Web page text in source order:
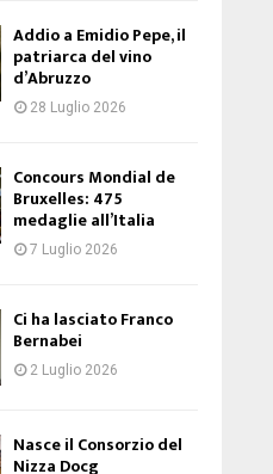
Addio a Emidio Pepe, il
patriarca del vino
d’Abruzzo
28 Luglio 2026
Concours Mondial de
Bruxelles: 475
medaglie all’Italia
7 Luglio 2026
Ci ha lasciato Franco
Bernabei
2 Luglio 2026
Nasce il Consorzio del
Nizza Docg